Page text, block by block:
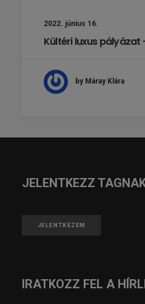
2022. június 16.
Kültéri luxus
by Máray Klára
JELENTKEZZ
JELENTKEZEM
IRATKOZZ FEL A